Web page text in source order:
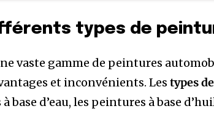
types de
vaste gamme de peintures
et inconvénients. Lestypes
base d’eau, les peintures à base